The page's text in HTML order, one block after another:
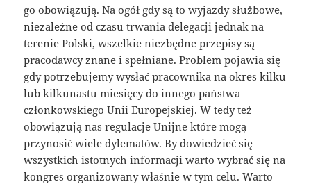
go obowiązują. Na ogół gdy są to wyjazdy służbowe,
niezależne od czasu trwania delegacji jednak na
terenie Polski, wszelkie niezbędne przepisy są
pracodawcy znane i spełniane. Problem pojawia się
gdy potrzebujemy wysłać pracownika na okres kilku
lub kilkunastu miesięcy do innego państwa
członkowskiego Unii Europejskiej. W tedy też
obowiązują nas regulacje Unijne które mogą
przynosić wiele dylematów. By dowiedzieć się
wszystkich istotnych informacji warto wybrać się na
kongres organizowany właśnie w tym celu. Warto